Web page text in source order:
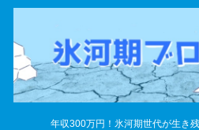
年収300万円！氷河期世代が生き